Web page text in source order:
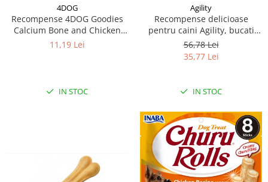
4DOG
Recompense 4DOG Goodies
Calcium Bone and Chicken
100g
11,19 Lei
IN STOC
Agility
Recompense delicioase
pentru caini Agility, bucati
inimioara iepure, 500g
56,78 Lei
35,77 Lei
IN STOC